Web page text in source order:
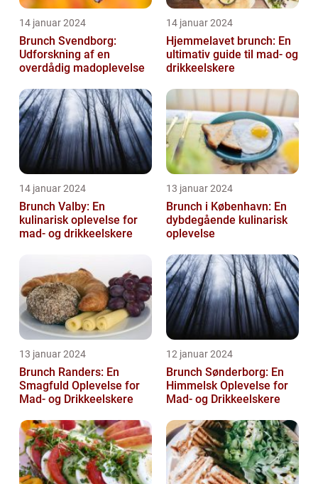
14 januar 2024
Brunch Svendborg:
Udforskning af en
overdådig madoplevelse
14 januar 2024
Hjemmelavet brunch: En
ultimativ guide til mad- og
drikkeelskere
14 januar 2024
Brunch Valby: En
kulinarisk oplevelse for
mad- og drikkeelskere
13 januar 2024
Brunch i København: En
dybdegående kulinarisk
oplevelse
13 januar 2024
Brunch Randers: En
Smagfuld Oplevelse for
Mad- og Drikkeelskere
12 januar 2024
Brunch Sønderborg: En
Himmelsk Oplevelse for
Mad- og Drikkeelskere